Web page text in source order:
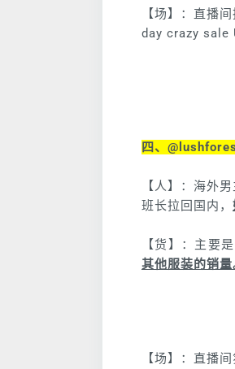
【场】：直播
day crazy sale
四、
【人】：海外
班长拉回国内，
【货】：主要
其他服装的销量
【场】：直播